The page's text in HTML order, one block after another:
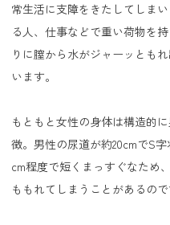
常生活に支障をきたしてしま
る人、仕事などで重い荷物を
りに膣から水がジャーッとも
います。
もともと女性の身体は構造的
徴。男性の尿道が約20cmでS
cm程度で短くまっすぐなため
ももれてしまうことがあるので